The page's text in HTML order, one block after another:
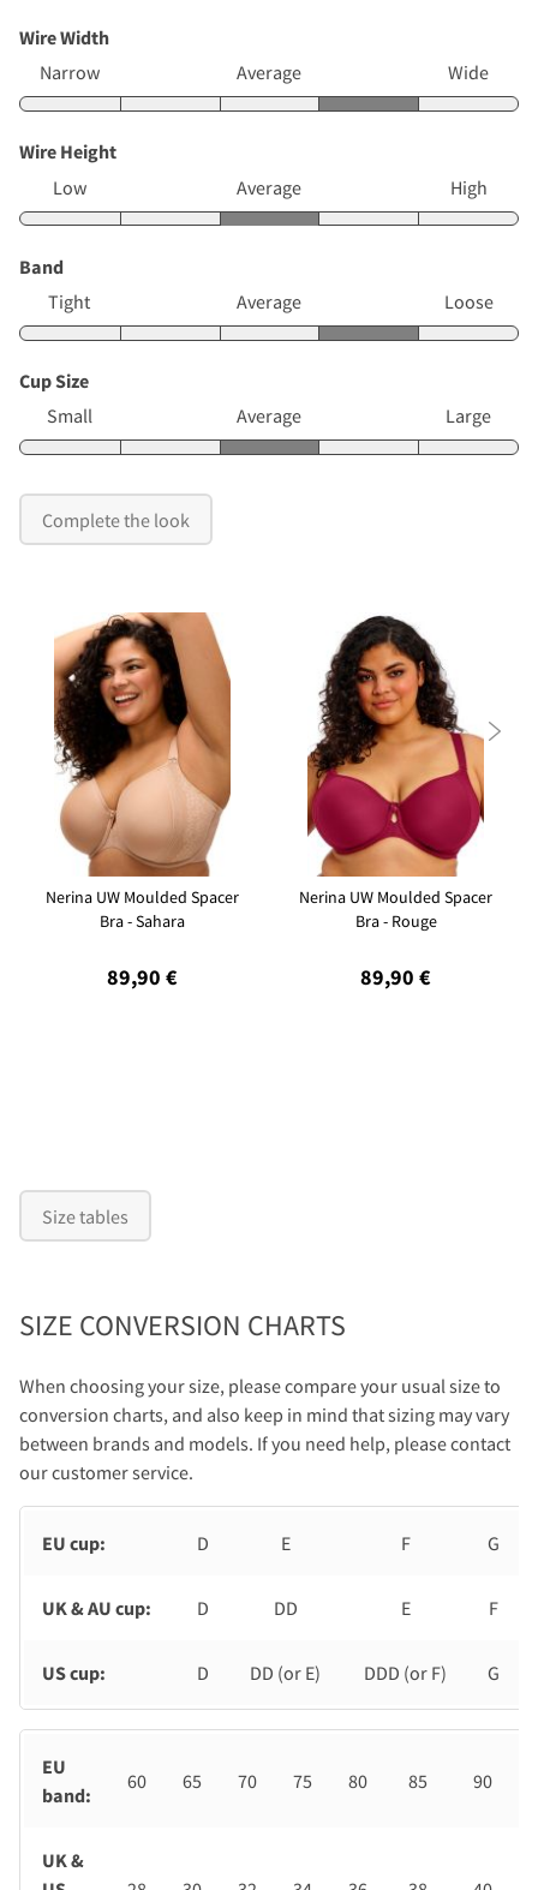
Wire Width
Narrow
Average Wide
Wire Height
Low
Average High
Band
Tight
Average Loose
Cup Size
Small
Average Large
Complete the look
Nerina UW Moulded Spacer
Bra - Sahara
89,90 €
Nerina UW Moulded Spacer
Bra - Rouge
89,90 €

Size tables
SIZE CONVERSION CHARTS
When choosing your size, please compare your usual size to
conversion charts, and also keep in mind that sizing may vary
between brands and models. If you need help, please contact
our customer service.
EU cup: D E F G
UK & AU cup: D DD E F
US cup: D DD (or E) DDD (or F) G
EU
band:
60 65 70 75 80 85 90
UK &